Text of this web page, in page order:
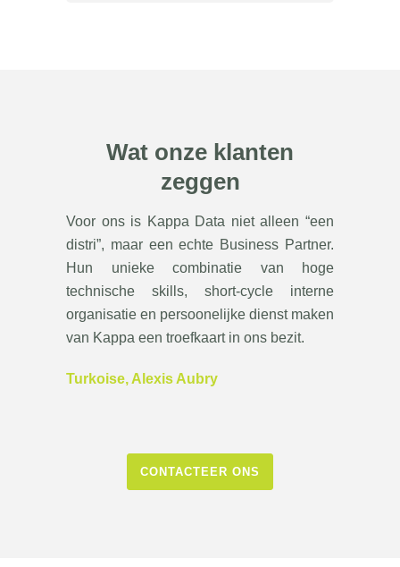
Wat onze klanten
zeggen
Voor ons is Kappa Data niet alleen “een
distri”, maar een echte Business Partner.
Hun unieke combinatie van hoge
technische skills, short-cycle interne
organisatie en persoonelijke dienst maken
van Kappa een troefkaart in ons bezit.
Turkoise, Alexis Aubry
CONTACTEER ONS